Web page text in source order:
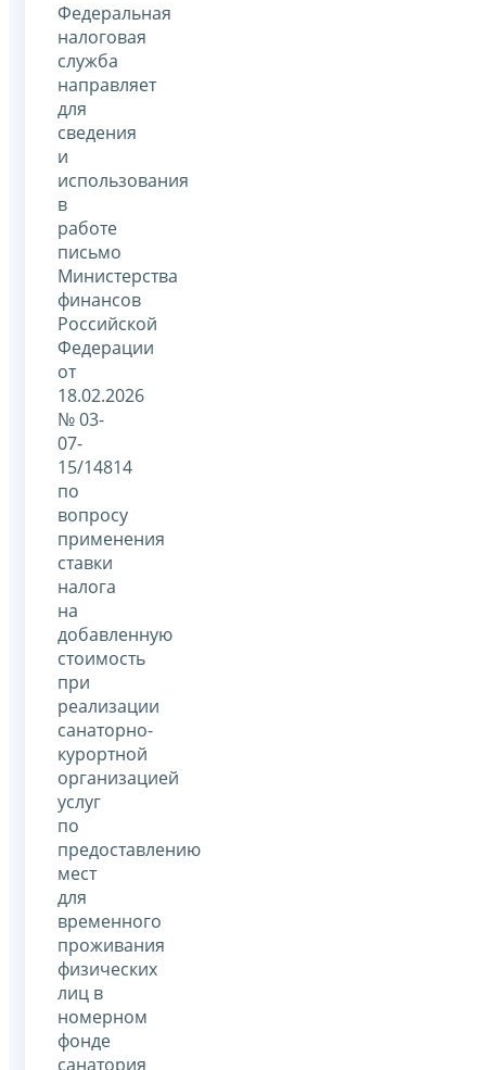
Федеральная
налоговая
служба
направляет
для
сведения
и
использования
в
работе
письмо
Министерства
финансов
Российской
Федерации
от
18.02.2026
№ 03-
07-
15/14814
по
вопросу
применения
ставки
налога
на
добавленную
стоимость
при
реализации
санаторно-
курортной
организацией
услуг
по
предоставлению
мест
для
временного
проживания
физических
лиц в
номерном
фонде
санатория